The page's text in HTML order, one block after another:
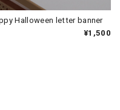
Halloween letter banner
¥1,500